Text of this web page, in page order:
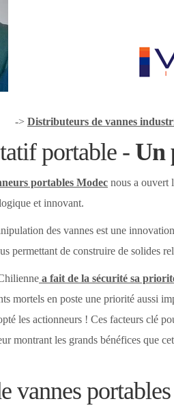
-> Distributeurs de vannes
portable - Un
portables Modec nous a ouvert
et innovant.
des vannes est une
permettant de construire de solides
a fait de la sécurité sa
mortels en poste une priorité aussi
les actionneurs ! Ces facteurs clé
montrant les grands bénéfices que
vannes